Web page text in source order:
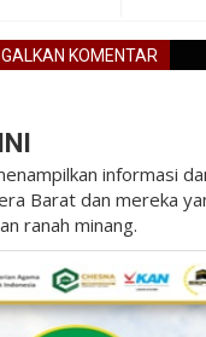
KOMENTAR
informasi
Barat dan mereka
ranah minang.